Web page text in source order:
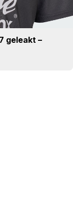
geleakt –